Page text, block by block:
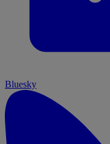
Bluesky